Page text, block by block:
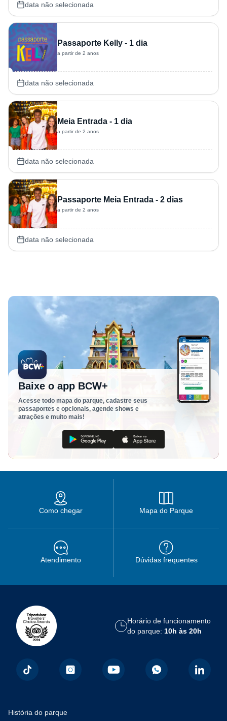
data não selecionada
Passaporte Kelly - 1 dia
a partir de 2 anos
data não selecionada
Meia Entrada - 1 dia
a partir de 2 anos
data não selecionada
Passaporte Meia Entrada - 2 dias
a partir de 2 anos
data não selecionada
Baixe o app BCW+
Acesse todo mapa do parque, cadastre seus
passaportes e opcionais, agende shows e
atrações e muito mais!
Como chegar Mapa do Parque
Atendimento Dúvidas frequentes
Horário de funcionamento
do parque: 10h às 20h
História do parque